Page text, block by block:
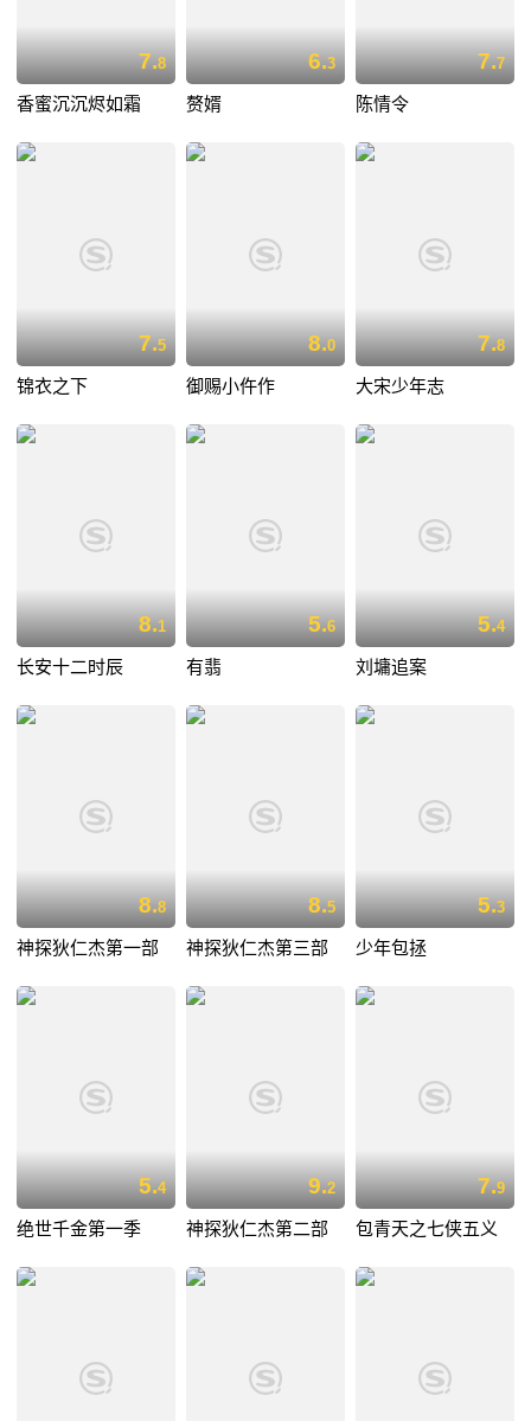
7.8
香蜜沉沉烬如霜
6.3
赘婿
7.7
陈情令
7.5
锦衣之下
8.0
御赐小仵作
7.8
大宋少年志
8.1
长安十二时辰
5.6
有翡
5.4
刘墉追案
8.8
神探狄仁杰第一部
8.5
神探狄仁杰第三部
5.3
少年包拯
5.4
绝世千金第一季
9.2
神探狄仁杰第二部
7.9
包青天之七侠五义